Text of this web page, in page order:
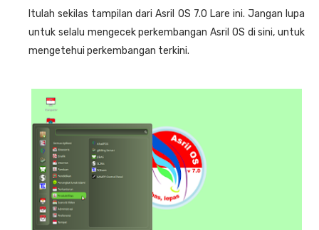
Itulah sekilas tampilan dari Asril OS 7.0 Lare ini. Jangan lupa
untuk selalu mengecek perkembangan Asril OS di sini, untuk
mengetehui perkembangan terkini.